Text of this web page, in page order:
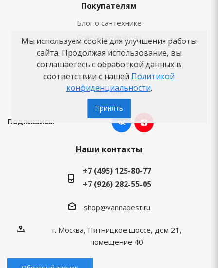
Покупателям
Блог о сантехнике
Советы по выбору
Как заказать
Новости
Вопросы-ответы
Бренды
Подпишись:
Наши контакты
+7 (495) 125-80-77
+7 (926) 282-55-05
shop@vannabest.ru
г. Москва, Пятницкое шоссе, дом 21,
помещение 40
Мы используем cookie для улучшения работы
сайта. Продолжая использование, вы
соглашаетесь с обработкой данных в
соответствии с нашей Политикой
конфиденциальности.
Принять